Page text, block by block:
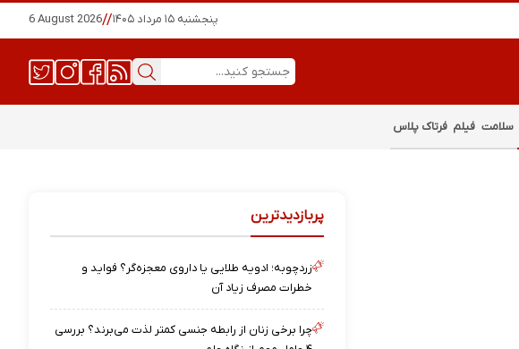
پنجشنبه ۱۵ مرداد ۱۴۰۵ //
6 August 2026
سلامت فیلم فرتاک پلاس
پربازدیدترین
زردچوبه؛ ادویه طلایی یا داروی معجزه‌گر؟ فواید و
خطرات مصرف زیاد آن
چرا برخی زنان از رابطه جنسی کمتر لذت می‌برند؟ بررسی